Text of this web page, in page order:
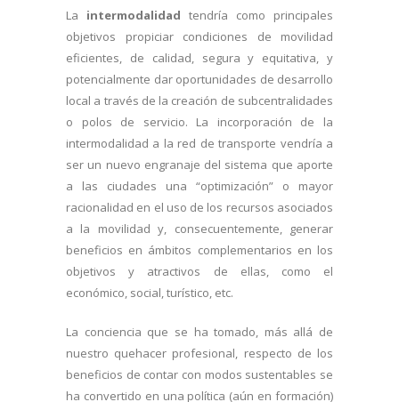
La intermodalidad tendría como principales
objetivos propiciar condiciones de movilidad
eficientes, de calidad, segura y equitativa, y
potencialmente dar oportunidades de desarrollo
local a través de la creación de subcentralidades
o polos de servicio. La incorporación de la
intermodalidad a la red de transporte vendría a
ser un nuevo engranaje del sistema que aporte
a las ciudades una “optimización” o mayor
racionalidad en el uso de los recursos asociados
a la movilidad y, consecuentemente, generar
beneficios en ámbitos complementarios en los
objetivos y atractivos de ellas, como el
económico, social, turístico, etc.
La conciencia que se ha tomado, más allá de
nuestro quehacer profesional, respecto de los
beneficios de contar con modos sustentables se
ha convertido en una política (aún en formación)